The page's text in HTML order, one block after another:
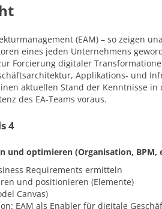
(EAM) – so zeigen
eines jeden Unternehmens
Forcierung digitaler
Applikations- und
aktuellen Stand der Kenntnisse
des EA-Teams voraus.
4
und optimieren (Organisation, BPM,
Requirements ermitteln
und positionieren (Elemente)
Canvas)
EAM als Enabler für digitale